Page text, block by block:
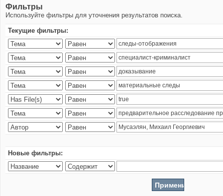
Фильтры
Используйте фильтры для уточнения результатов поиска.
Текущие фильтры:
Новые фильтры: